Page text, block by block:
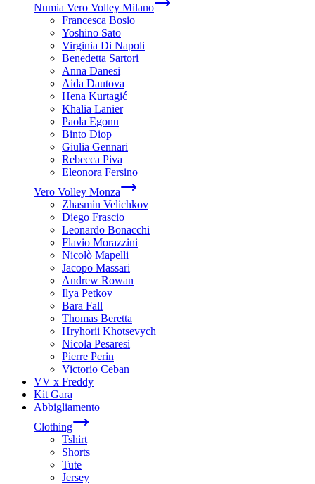
Numia Vero Volley Milano
Francesca Bosio
Yoshino Sato
Virginia Di Napoli
Benedetta Sartori
Anna Danesi
Aida Dautova
Hena Kurtagić
Khalia Lanier
Paola Egonu
Binto Diop
Giulia Gennari
Rebecca Piva
Eleonora Fersino
Vero Volley Monza
Zhasmin Velichkov
Diego Frascio
Leonardo Bonacchi
Flavio Morazzini
Nicolò Mapelli
Jacopo Massari
Andrew Rowan
Ilya Petkov
Bara Fall
Thomas Beretta
Hryhorii Khotsevych
Nicola Pesaresi
Pierre Perin
Victorio Ceban
VV x Freddy
Kit Gara
Abbigliamento
Clothing
Tshirt
Shorts
Tute
Jersey